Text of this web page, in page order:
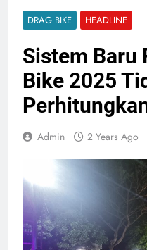
DRAG BIKE HEADLINE
Sistem Baru
Bike 2025
Admin 2 Years Ago